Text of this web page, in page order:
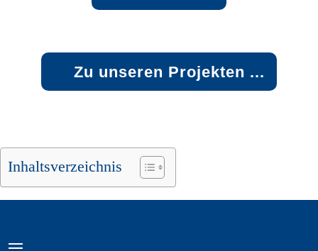
Zu unseren Projekten ...
Inhaltsverzeichnis